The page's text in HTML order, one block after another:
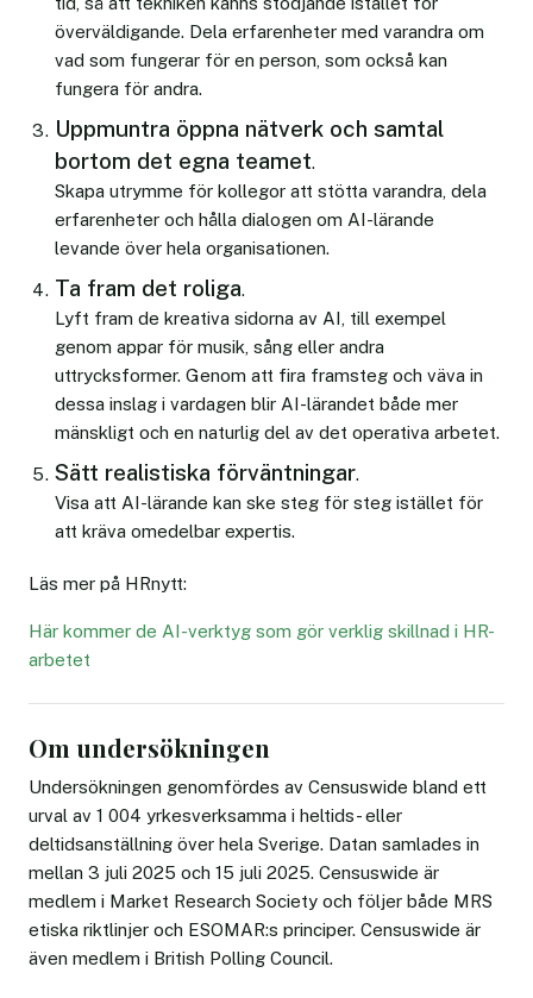
överväldigande. Dela erfarenheter med varandra om
vad som fungerar för en person, som också kan
fungera för andra.
Uppmuntra öppna nätverk och samtal
bortom det egna teamet.
Skapa utrymme för kollegor att stötta varandra, dela
erfarenheter och hålla dialogen om AI-lärande
levande över hela organisationen.
Ta fram det roliga.
Lyft fram de kreativa sidorna av AI, till exempel
genom appar för musik, sång eller andra
uttrycksformer. Genom att fira framsteg och väva in
dessa inslag i vardagen blir AI-lärandet både mer
mänskligt och en naturlig del av det operativa arbetet.
Sätt realistiska förväntningar.
Visa att AI-lärande kan ske steg för steg istället för
att kräva omedelbar expertis.
Läs mer på HRnytt:
Här kommer de AI-verktyg som gör verklig skillnad i HR-
arbetet
Om undersökningen
Undersökningen genomfördes av Censuswide bland ett
urval av 1 004 yrkesverksamma i heltids- eller
deltidsanställning över hela Sverige. Datan samlades in
mellan 3 juli 2025 och 15 juli 2025. Censuswide är
medlem i Market Research Society och följer både MRS
etiska riktlinjer och ESOMAR:s principer. Censuswide är
även medlem i British Polling Council.